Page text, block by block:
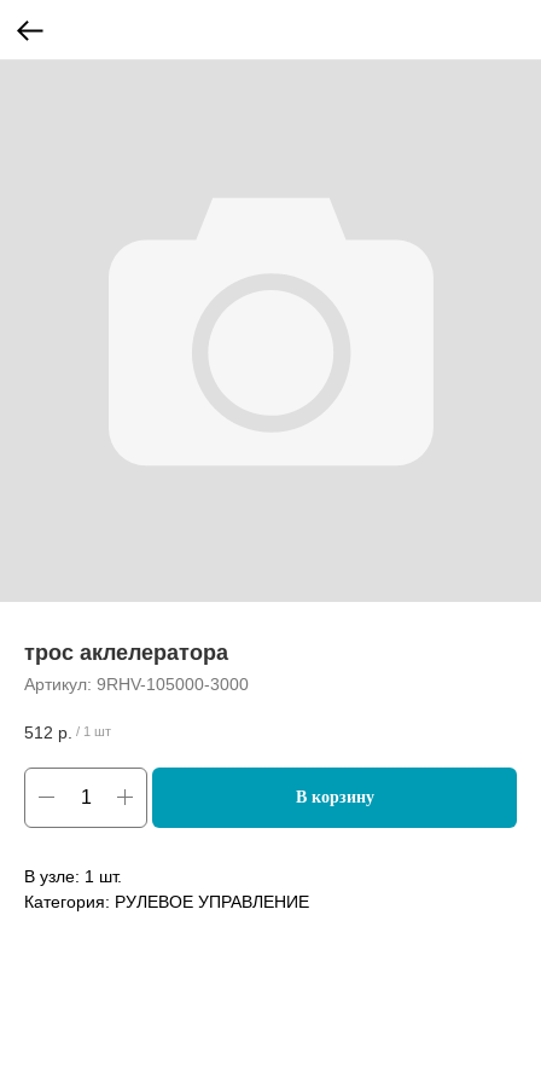
трос аклелератора
Артикул: 9RHV-105000-3000
512 р. / 1 шт
В корзину
В узле: 1 шт.
Категория: РУЛЕВОЕ УПРАВЛЕНИЕ